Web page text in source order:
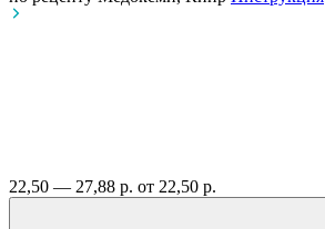
22,50 — 27,88 р. от 22,50 р.